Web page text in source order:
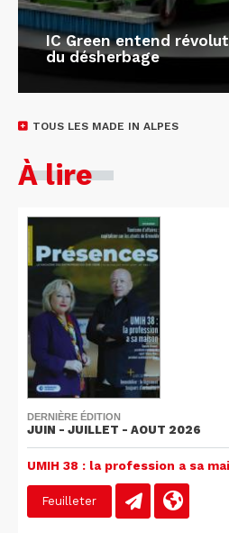
IC Green entend
du désherbage
TOUS LES MADE IN ALPES
À lire
DERNIÈRE ÉDITION
JUIN - JUILLET - AOUT 2026
UMIH 38 : la profession a sa
Feuilleter